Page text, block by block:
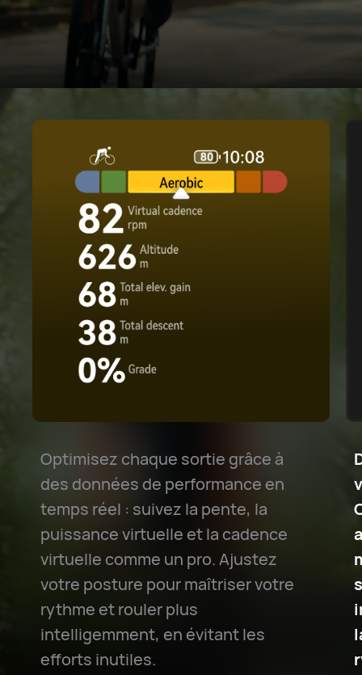
Optimisez chaque sortie grâce à
des données de performance en
temps réel : suivez la pente, la
puissance virtuelle et la cadence
virtuelle comme un pro. Ajustez
votre posture pour maîtriser votre
rythme et rouler plus
intelligemment, en évitant les
efforts inutiles.